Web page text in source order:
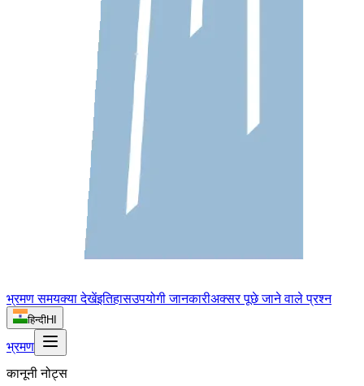
भ्रमण समयक्या देखेंइतिहासउपयोगी जानकारीअक्सर पूछे जाने वाले प्रश्न
हिन्दीHI
भ्रमण
कानूनी नोट्स